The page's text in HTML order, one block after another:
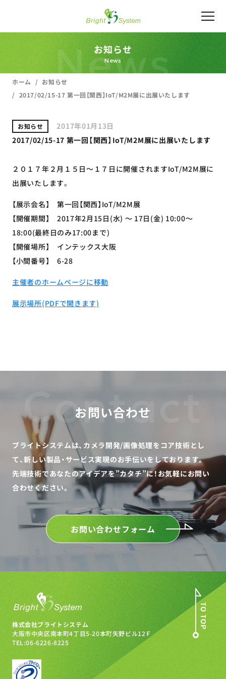
News
お知らせ
News
ホーム
お知らせ
2017/02/15-17 第一回【関西】IoT/M2M展に出展いたします
お知らせ
2017年01月13日
2017/02/15-17 第一回【関西】IoT/M2M展に出展いたします
２０１７年２月１５日～１７日に開催されますIoT/M2M展に
出展いたします。
【展示会名】 第一回【関西】IoT/M2M展
【開催期間】 2017年2月15日(水) ～ 17日(金) 10:00～
18:00(最終日のみ17:00まで)
【開催場所】 インテックス大阪
【小間番号】 6-28
主催者のホームページに移動
展示場所(PDFで開きます)
Contact
お問い合わせ
ブライトシステムは、カメラ開発/画像処理をコア技術とし
て、新しい製品・サービス実現のお手伝いをしております。
先端技術であなたのアイデアを”カタチ”に！ お気軽にお問い
合わせください。
お問い合わせフォーム
株式会社ブライトシステム
大阪市中央区南本町4丁目5-20本町矢野ビル12Ｆ
TEL:06-6226-8225